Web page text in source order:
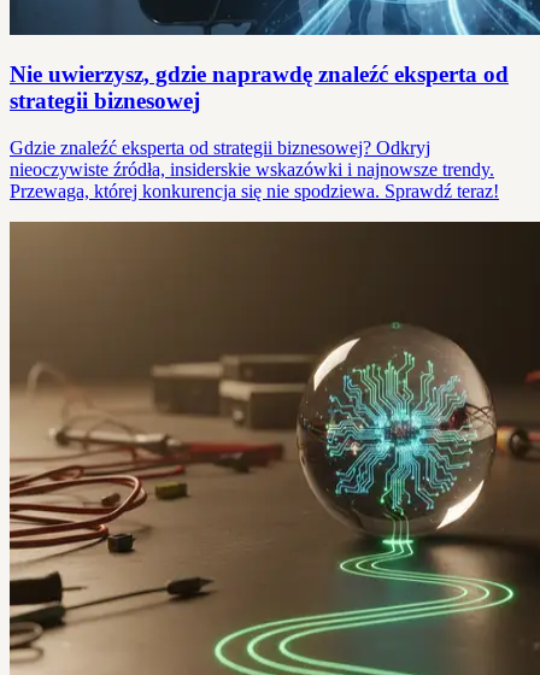
Nie uwierzysz, gdzie naprawdę znaleźć eksperta od
strategii biznesowej
Gdzie znaleźć eksperta od strategii biznesowej? Odkryj
nieoczywiste źródła, insiderskie wskazówki i najnowsze trendy.
Przewaga, której konkurencja się nie spodziewa. Sprawdź teraz!